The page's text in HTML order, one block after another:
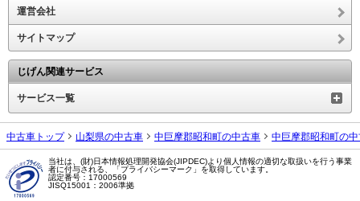
運営会社
サイトマップ
じげん関連サービス
サービス一覧
中古車トップ 山梨県の中古車 中巨摩郡昭和町の中古車 中巨摩郡昭和町の
当社は、(財)日本情報処理開発協会(JIPDEC)より個人情報の適切な取扱いを行う事業
者に付与される、「プライバシーマーク」を取得しています。
認定番号：17000569
JISQ15001：2006準拠